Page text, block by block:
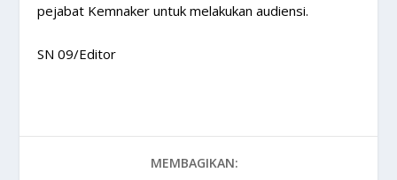
pejabat Kemnaker untuk melakukan audiensi.
SN 09/Editor
MEMBAGIKAN: